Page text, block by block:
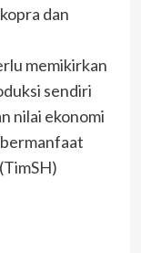
dan
memikirkan
sendiri
nilai ekonomi